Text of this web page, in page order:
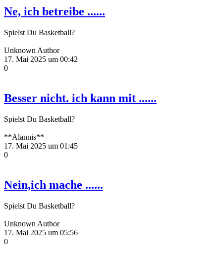
Ne, ich betreibe ......
Spielst Du Basketball?
Unknown Author
17. Mai 2025 um 00:42
0
Besser nicht. ich kann mit ......
Spielst Du Basketball?
**Alannis**
17. Mai 2025 um 01:45
0
Nein,ich mache ......
Spielst Du Basketball?
Unknown Author
17. Mai 2025 um 05:56
0